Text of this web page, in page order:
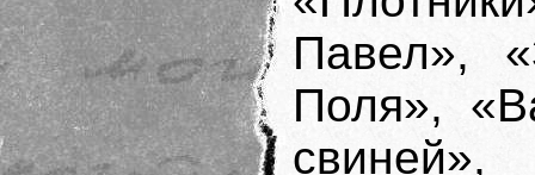
Павел»,
Поля»,
свиней»,